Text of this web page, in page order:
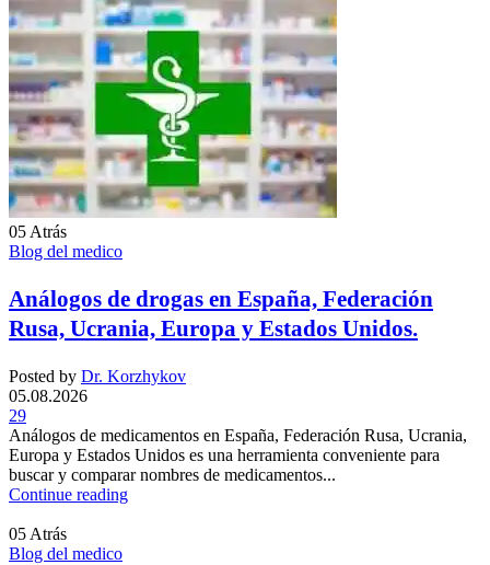
05 Atrás
Blog del medico
Análogos de drogas en España, Federación
Rusa, Ucrania, Europa y Estados Unidos.
Posted by Dr. Korzhykov
05.08.2026
29
Análogos de medicamentos en España, Federación Rusa, Ucrania,
Europa y Estados Unidos es una herramienta conveniente para
buscar y comparar nombres de medicamentos...
Continue reading
05 Atrás
Blog del medico